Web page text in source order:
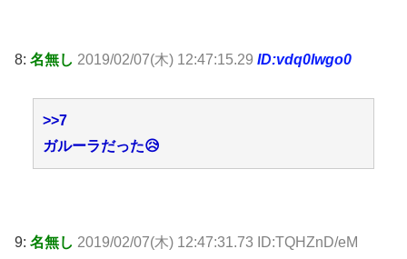
8: 名無し 2019/02/07(木) 12:47:15.29 ID:vdq0lwgo0
>>7
ガルーラだった😥
9: 名無し 2019/02/07(木) 12:47:31.73 ID:TQHZnD/eM